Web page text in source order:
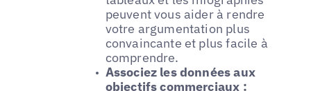
peuvent vous aider à rendre
votre argumentation plus
convaincante et plus facile à
comprendre.
Associez les données aux
objectifs commerciaux :